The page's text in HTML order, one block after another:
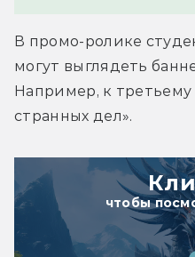
В промо-ролике
могут выглядеть
Например, к третьему
странных дел».
чтобы